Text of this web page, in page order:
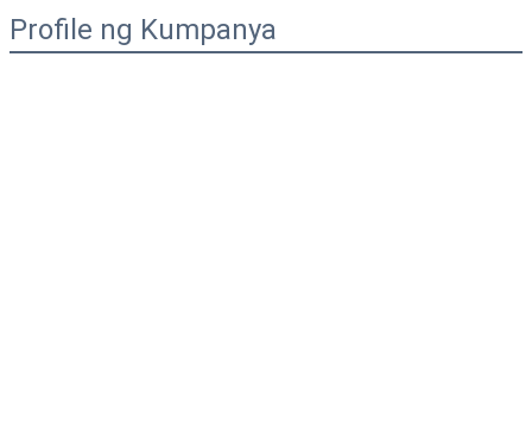
Profile ng Kumpanya